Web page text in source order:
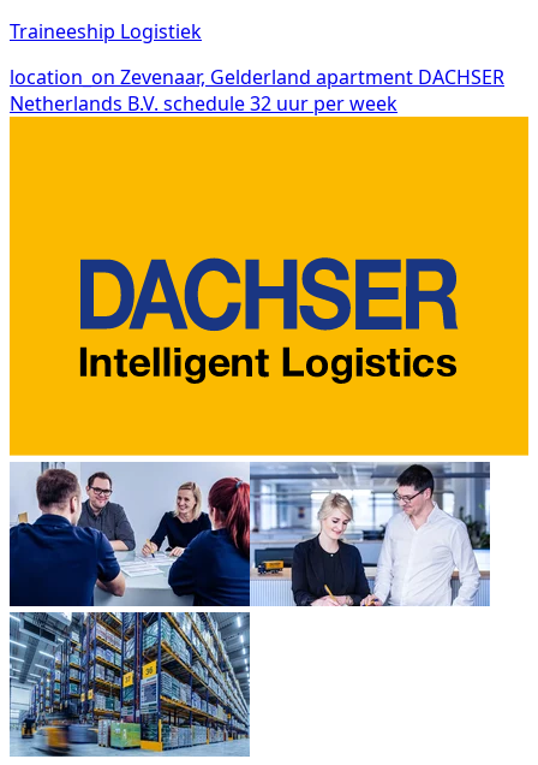
Traineeship Logistiek
location_on Zevenaar, Gelderland apartment DACHSER
Netherlands B.V. schedule32 uur per week